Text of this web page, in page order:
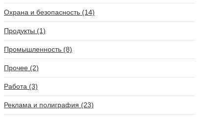
Охрана и безопасность (14)
Продукты (1)
Промышленность (8)
Прочее (2)
Работа (3)
Реклама и полиграфия (23)